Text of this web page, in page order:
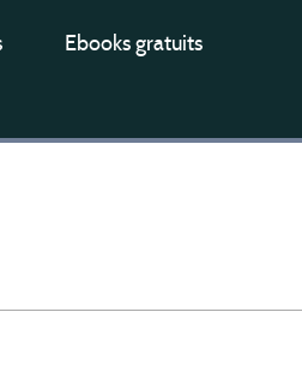
Ebooks gratuits